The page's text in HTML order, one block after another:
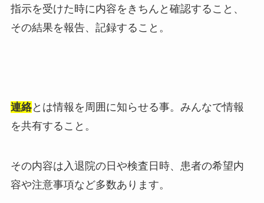
指示を受けた時に内容をきちんと確認すること、
その結果を報告、記録すること。
連絡とは情報を周囲に知らせる事。みんなで情報
を共有すること。
その内容は入退院の日や検査日時、患者の希望内
容や注意事項など多数あります。